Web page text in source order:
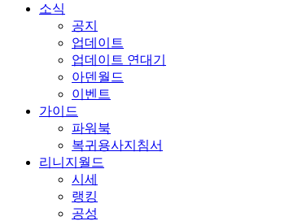
소식
공지
업데이트
업데이트 연대기
아덴월드
이벤트
가이드
파워북
복귀용사지침서
리니지월드
시세
랭킹
공성